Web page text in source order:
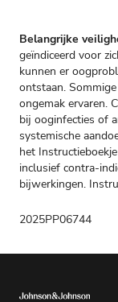
Belangrijke
geïndiceerd voor
kunnen er
ontstaan.
ongemak ervaren.
bij ooginfecties of
systemische
het
inclusief contra-
bijwerkingen.
2025PP06744